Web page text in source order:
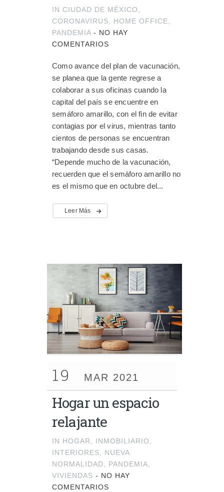
IN CIUDAD DE MÉXICO
CORONAVIRUS
HOME OFFICE
PANDEMIA - NO HAY
COMENTARIOS
Como avance del plan de vacunación,
se planea que la gente regrese a
colaborar a sus oficinas cuando la
capital del país se encuentre en
semáforo amarillo, con el fin de evitar
contagias por el virus, mientras tanto
cientos de personas se encuentran
trabajando desde sus casas.
“Depende mucho de la vacunación,
recuerden que el semáforo amarillo no
es el mismo que en octubre del...
Leer Más
19 MAR 2021
Hogar un espacio
relajante
IN HOGAR INMOBILIARIO
INTERIORES
NUEVA
NORMALIDAD
PANDEMIA
VIVIENDAS - NO HAY
COMENTARIOS